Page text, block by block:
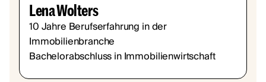
Lena Wolters
10 Jahre Berufserfahrung in der
Immobilienbranche
Bachelorabschluss in Immobilienwirtschaft